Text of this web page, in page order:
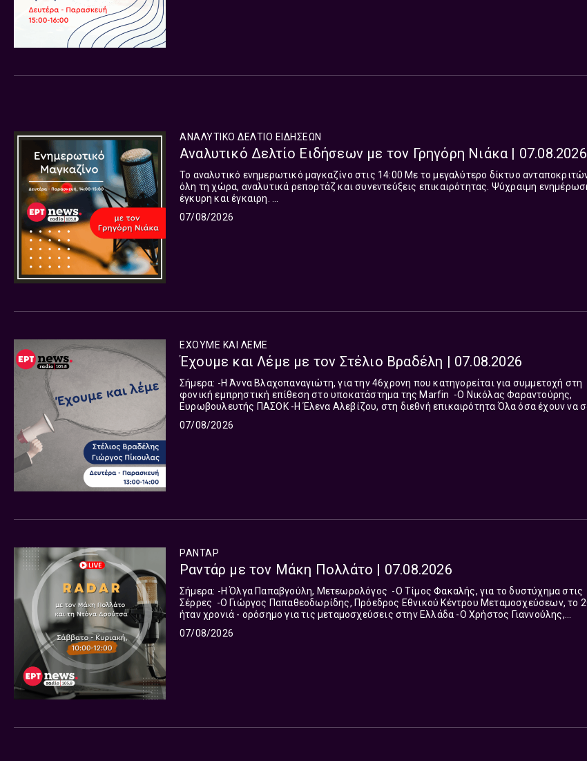
ΑΝΑΛΥΤΙΚΟ ΔΕΛΤΙΟ ΕΙΔΗΣΕΩΝ
Αναλυτικό Δελτίο Ειδήσεων με τον Γρηγόρη Νιάκα | 07.08.2026
Το αναλυτικό ενημερωτικό μαγκαζίνο στις 14:00 Με το μεγαλύτερο δίκτυο ανταποκριτών σε
όλη τη χώρα, αναλυτικά ρεπορτάζ και συνεντεύξεις επικαιρότητας. Ψύχραιμη ενημέρωση,
07/08/2026
ΕΧΟΥΜΕ ΚΑΙ ΛΕΜΕ
Έχουμε και Λέμε με τον Στέλιο Βραδέλη | 07.08.2026
Σήμερα: -Η Άννα Βλαχοπαναγιώτη, για την 46χρονη που κατηγορείται για συμμετοχή στη
φονική εμπρηστική επίθεση στο υποκατάστημα της Marfin -Ο Nικόλας Φαραντούρης,
Ευρωβουλευτής ΠΑΣΟΚ -Η Έλενα Αλεβίζου, στη διεθνή επικαιρότητα Όλα όσα έχουν να σας
μεσημέρι.Μαζί τους για τη διεθνή ματιά στα γεγονότα η Έλενα Αλεβίζου.
07/08/2026
ΡΑΝΤΑΡ
Ραντάρ με τoν Μάκη Πολλάτο | 07.08.2026
Σήμερα: -Η Όλγα Παπαβγούλη, Μετεωρολόγος -Ο Τίμος Φακαλής, για το δυστύχημα στις
Σέρρες -Ο Γιώργος Παπαθεοδωρίδης, Πρόεδρος Εθνικού Κέντρου Μεταμοσχεύσεων, το 2025
ήταν χρονιά - ορόσημο για τις μεταμοσχεύσεις στην Ελλάδα -Ο Χρήστος Γιαννούλης,
για την πρόταση του Πρωθυπουργού να μετατραπεί το Αγαθονήσι σε νησί πλήρους
07/08/2026